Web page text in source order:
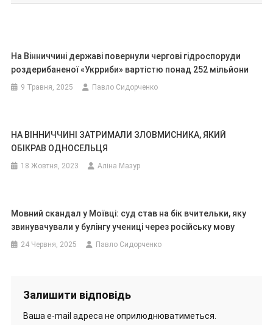
На Вінниччині державі повернули чергові гідроспоруди
роздерибаненої «Укрриби» вартістю понад 252 мільйони
9 Травня, 2025 Павло Сидорченко
НА ВІННИЧЧИНІ ЗАТРИМАЛИ ЗЛОВМИСНИКА, ЯКИЙ
ОБІКРАВ ОДНОСЕЛЬЦЯ
18 Жовтня, 2023 Аліна Мазур
Мовний скандал у Моївці: суд став на бік вчительки, яку
звинувачували у булінгу учениці через російську мову
24 Червня, 2025 Павло Сидорченко
Залишити відповідь
Ваша e-mail адреса не оприлюднюватиметься.